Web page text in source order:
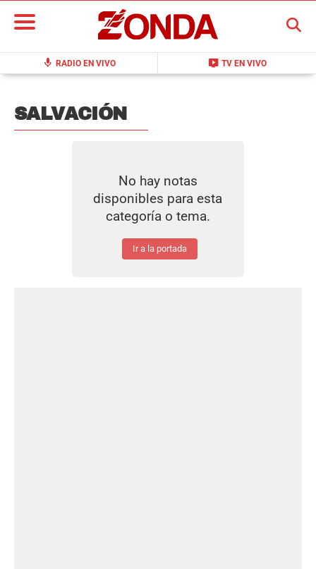
mic RADIO EN VIVO live_tv TV EN VIVO
BUSCAR
SALVACIÓN
No hay notas
disponibles para esta
categoría o tema.
Ir a la portada